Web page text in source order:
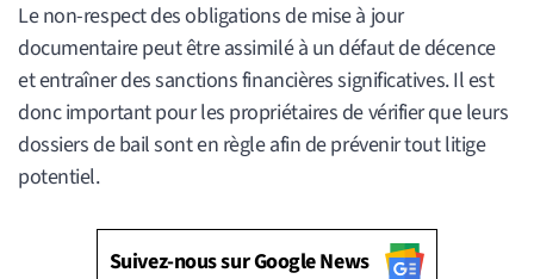
Le non-respect des obligations de mise à jour
documentaire peut être assimilé à un défaut de décence
et entraîner des sanctions financières significatives. Il est
donc important pour les propriétaires de vérifier que leurs
dossiers de bail sont en règle afin de prévenir tout litige
potentiel.
Suivez-nous sur Google News